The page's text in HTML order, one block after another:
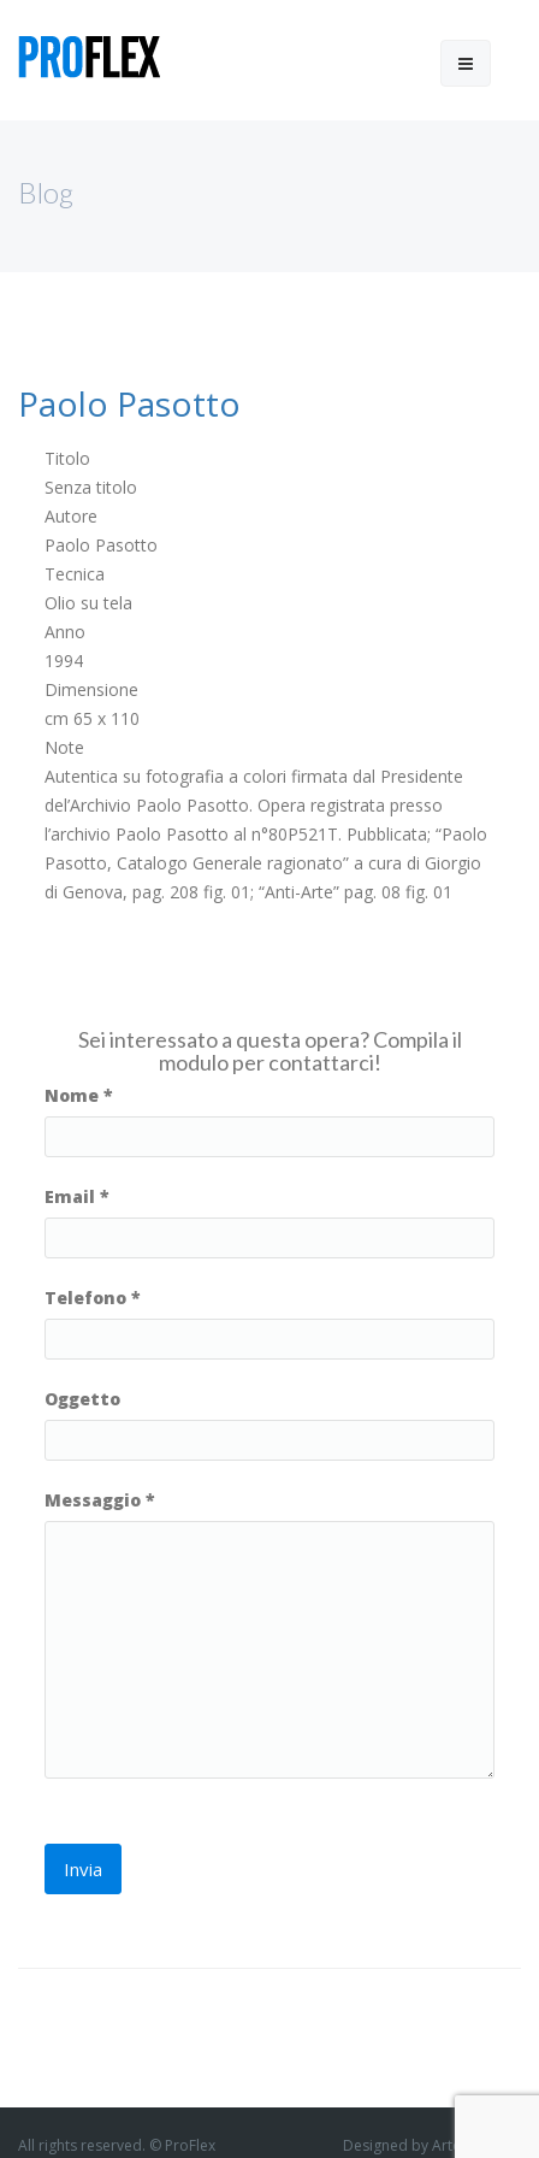
Blog
Paolo Pasotto
Titolo
Senza titolo
Autore
Paolo Pasotto
Tecnica
Olio su tela
Anno
1994
Dimensione
cm 65 x 110
Note
Autentica su fotografia a colori firmata dal Presidente
del’Archivio Paolo Pasotto. Opera registrata presso
l’archivio Paolo Pasotto al n°80P521T. Pubblicata; “Paolo
Pasotto, Catalogo Generale ragionato” a cura di Giorgio
di Genova, pag. 208 fig. 01; “Anti-Arte” pag. 08 fig. 01
Sei interessato a questa opera? Compila il
modulo per contattarci!
Nome *
Email *
Telefono *
Oggetto
Messaggio *
All rights reserved. © ProFlex Designed by ArtofThemes